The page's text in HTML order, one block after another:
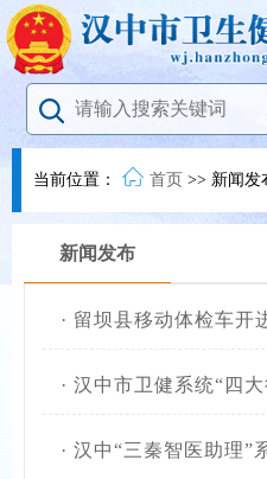
当前位置： 首页 >> 新闻发
新闻发布
· 留坝县移动体检车开进
· 汉中市卫健系统“四大行动”助
· 汉中“三秦智医助理”系